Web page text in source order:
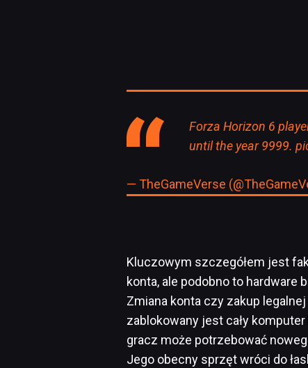
Forza Horizon 6
until the year 9999.
— TheGameVerse
Kluczowym szczegółem jest
konta, ale podobno to hardware
Zmiana konta czy zakup
zablokowany jest cały
gracz może potrzebować
Jego obecny sprzęt wróci do